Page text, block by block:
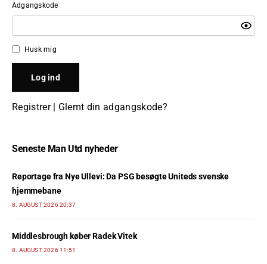
Adgangskode
Husk mig
Registrer| Glemt din adgangskode?
Seneste Man Utd nyheder
Reportage fra Nye Ullevi: Da PSG besøgte Uniteds svenske
hjemmebane
8. AUGUST 2026 20:37
Middlesbrough køber Radek Vitek
8. AUGUST 2026 11:51